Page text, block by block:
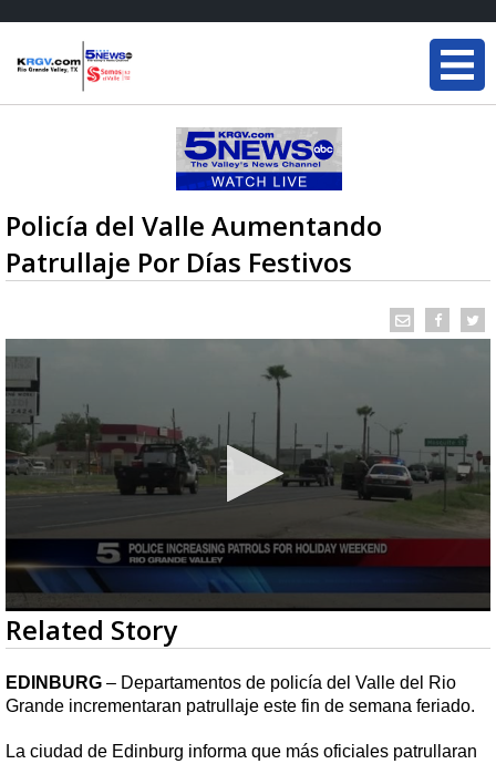
Policía del Valle Aumentando
Patrullaje Por Días Festivos
0
seconds
of
23
seconds
Related Story
EDINBURG – Departamentos de policía del Valle del Rio
Grande incrementaran patrullaje este fin de semana feriado.
La ciudad de Edinburg informa que más oficiales patrullaran